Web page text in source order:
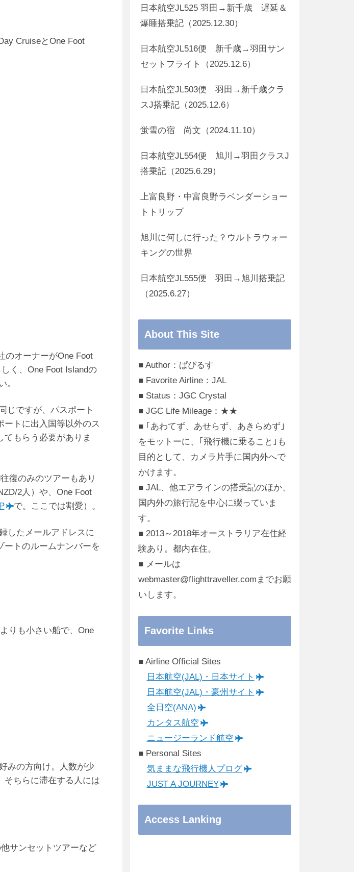
CruiseとOne Foot
のオーナーがOne Foot
く、One Foot Islandの
。
じですが、パスポート
ートに出入国等以外のス
もらう必要がありま
復のみのツアーもあり
2人）や、One Foot
で。ここでは割愛）。
したメールアドレスに
ートのルームナンバーを
りも小さい船で、One
みの方向け。人数が少
そちらに滞在する人には
サンセットツアーなど
日本航空JL525 羽田→新千歳 遅延＆
爆睡搭乗記（2025.12.30）
日本航空JL516便 新千歳→羽田サン
セットフライト（2025.12.6）
日本航空JL503便 羽田→新千歳クラ
スJ搭乗記（2025.12.6）
蛍雪の宿 尚文（2024.11.10）
日本航空JL554便 旭川→羽田クラスJ
搭乗記（2025.6.29）
上富良野・中富良野ラベンダーショー
トトリップ
旭川に何しに行った？ウルトラウォー
キングの世界
日本航空JL555便 羽田→旭川搭乗記
（2025.6.27）
About This Site
■ Author：ぱぴるす
■ Favorite Airline：JAL
■ Status：JGC Crystal
■ JGC Life Mileage：★★
■ ｢あわてず、あせらず、あきらめず｣
をモットーに、｢飛行機に乗ること｣も
目的として、カメラ片手に国内外へで
かけます。
■ JAL、他エアラインの搭乗記のほか、
国内外の旅行記を中心に綴っていま
す。
■ 2013～2018年オーストラリア在住経
験あり。都内在住。
■ メールは
webmaster@flighttraveller.comまでお願
いします。
Favorite Links
■ Airline Official Sites
日本航空(JAL)・日本サイト
日本航空(JAL)・豪州サイト
全日空(ANA)
カンタス航空
ニュージーランド航空
■ Personal Sites
気ままな飛行機人プログ
JUST A JOURNEY
Access Lanking